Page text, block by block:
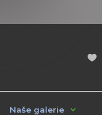
Naše galerie